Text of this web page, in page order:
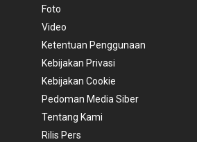
Foto
Video
Ketentuan Penggunaan
Kebijakan Privasi
Kebijakan Cookie
Pedoman Media Siber
Tentang Kami
Rilis Pers